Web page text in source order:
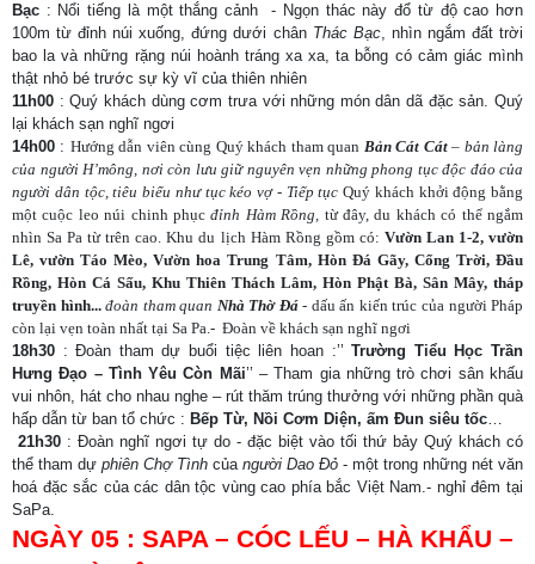
Bạc : Nổi tiếng là một thắng cảnh - Ngọn thác này đổ từ độ cao hơn
100m từ đỉnh núi xuống, đứng dưới chân Thác Bạc, nhìn ngắm đất trời
bao la và những rặng núi hoành tráng xa xa, ta bỗng có cảm giác mình
thật nhỏ bé trước sự kỳ vĩ của thiên nhiên
11h00 : Quý khách dùng cơm trưa với những món dân dã đặc sản. Quý
lại khách sạn nghĩ ngơi
14h00 : Hướng dẫn viên cùng Quý khách tham quan Bản Cát Cát– bản làng
của người H’mông, nơi còn lưu giữ nguyên vẹn những phong tục độc đáo của
người dân tộc, tiêu biểu như tục kéo vợ - Tiếp tục Quý khách khởi động bằng
một cuộc leo núi chinh phụcđỉnh Hàm Rồng, từ đây, du khách có thể ngắm
nhìn Sa Pa từ trên cao. Khu du lịch Hàm Rồng gồm có: Vườn Lan 1-2, vườn
Lê, vườn Táo Mèo, Vườn hoa Trung Tâm, Hòn Đá Gãy, Cổng Trời, Đầu
Rồng, Hòn Cá Sấu, Khu Thiên Thách Lâm, Hòn Phật Bà, Sân Mây, tháp
truyền hình...đoàn tham quan Nhà Thờ Đá- dấu ấn kiến trúc của người Pháp
còn lại vẹn toàn nhất tại Sa Pa.- Đoàn về khách sạn nghĩ ngơi
18h30 : Đoàn tham dự buổi tiệc liên hoan :’’Trường Tiểu Học Trần
Hưng Đạo – Tình Yêu Còn Mãi’’ – Tham gia những trò chơi sân khấu
vui nhôn, hát cho nhau nghe – rút thăm trúng thưởng với những phần quà
hấp dẫn từ ban tổ chức : Bếp Từ, Nồi Cơm Diện, ấm Đun siêu tốc…
21h30 : Đoàn nghĩ ngơi tự do - đặc biệt vào tối thứ bảy Quý khách có
thể tham dự phiên Chợ Tình của người Dao Đỏ - một trong những nét văn
hoá đặc sắc của các dân tộc vùng cao phía bắc Việt Nam.- nghỉ đêm tại
SaPa.
NGÀY 05 : SAPA – CÓC LẾU – HÀ KHẨU –